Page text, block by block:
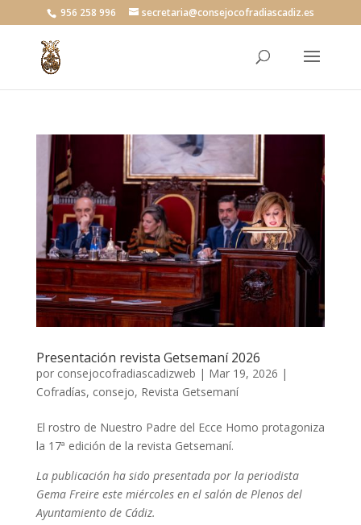
956 258 996 secretaria@consejocofradiascadiz.es
Presentación revista Getsemaní 2026
por consejocofradiascadizweb | Mar 19, 2026 |
Cofradías, consejo, Revista Getsemaní
El rostro de Nuestro Padre del Ecce Homo protagoniza
la 17ª edición de la revista Getsemaní.
La publicación ha sido presentada por la periodista
Gema Freire este miércoles en el salón de Plenos del
Ayuntamiento de Cádiz.